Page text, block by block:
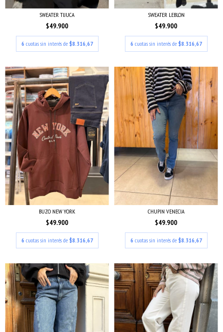
SWEATER TIJUCA
$49.900
6 cuotas sin interés de $8.316,67
SWEATER LEBLON
$49.900
6 cuotas sin interés de $8.316,67
BUZO NEW YORK
$49.900
6 cuotas sin interés de $8.316,67
CHUPIN VENECIA
$49.900
6 cuotas sin interés de $8.316,67